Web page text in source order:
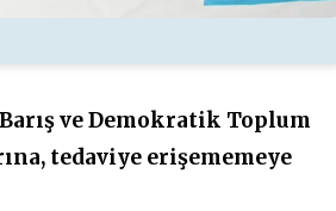
ve Demokratik Toplum
tedaviye erişememeye